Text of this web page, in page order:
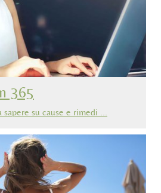
365
sapere su cause e rimedi …